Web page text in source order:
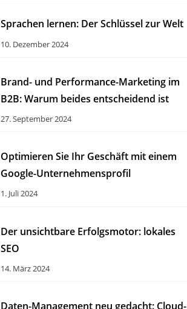
Sprachen lernen: Der Schlüssel zur Welt
10. Dezember 2024
Brand- und Performance-Marketing im
B2B: Warum beides entscheidend ist
27. September 2024
Optimieren Sie Ihr Geschäft mit einem
Google-Unternehmensprofil
1. Juli 2024
Der unsichtbare Erfolgsmotor: lokales
SEO
14. März 2024
Daten-Management neu gedacht: Cloud-